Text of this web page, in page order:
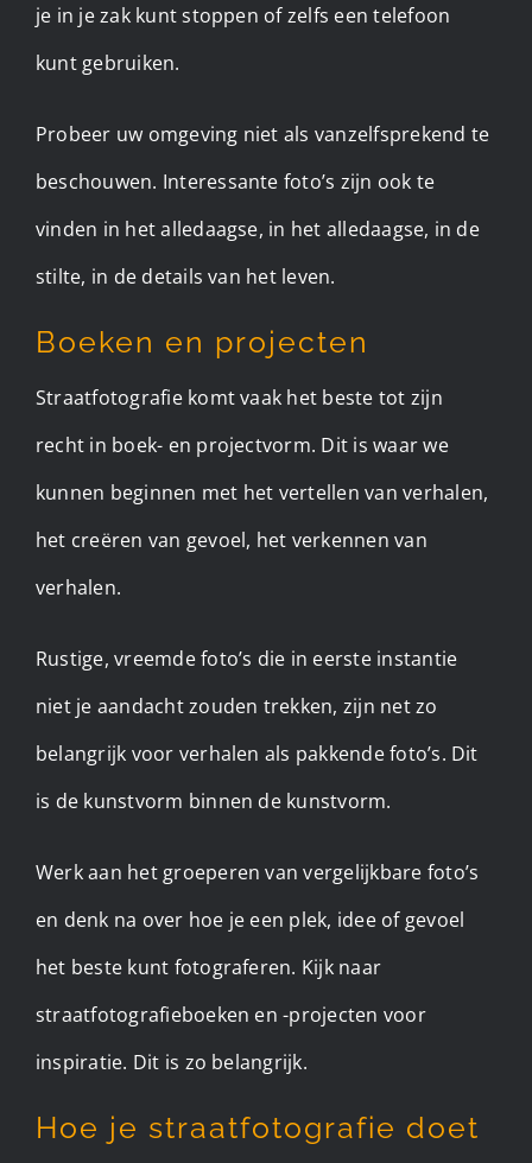
je in je zak kunt stoppen of zelfs een telefoon
kunt gebruiken.
Probeer uw omgeving niet als vanzelfsprekend te
beschouwen. Interessante foto’s zijn ook te
vinden in het alledaagse, in het alledaagse, in de
stilte, in de details van het leven.
Boeken en projecten
Straatfotografie komt vaak het beste tot zijn
recht in boek- en projectvorm. Dit is waar we
kunnen beginnen met het vertellen van verhalen,
het creëren van gevoel, het verkennen van
verhalen.
Rustige, vreemde foto’s die in eerste instantie
niet je aandacht zouden trekken, zijn net zo
belangrijk voor verhalen als pakkende foto’s. Dit
is de kunstvorm binnen de kunstvorm.
Werk aan het groeperen van vergelijkbare foto’s
en denk na over hoe je een plek, idee of gevoel
het beste kunt fotograferen. Kijk naar
straatfotografieboeken en -projecten voor
inspiratie. Dit is zo belangrijk.
Hoe je straatfotografie doet